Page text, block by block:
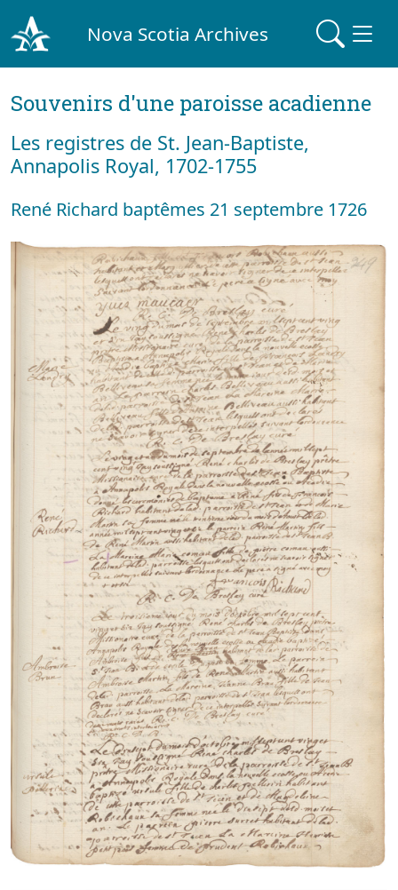
Nova Scotia Archives
Souvenirs d'une paroisse acadienne
Les registres de St. Jean-Baptiste,
Annapolis Royal, 1702-1755
René Richard baptêmes 21 septembre 1726